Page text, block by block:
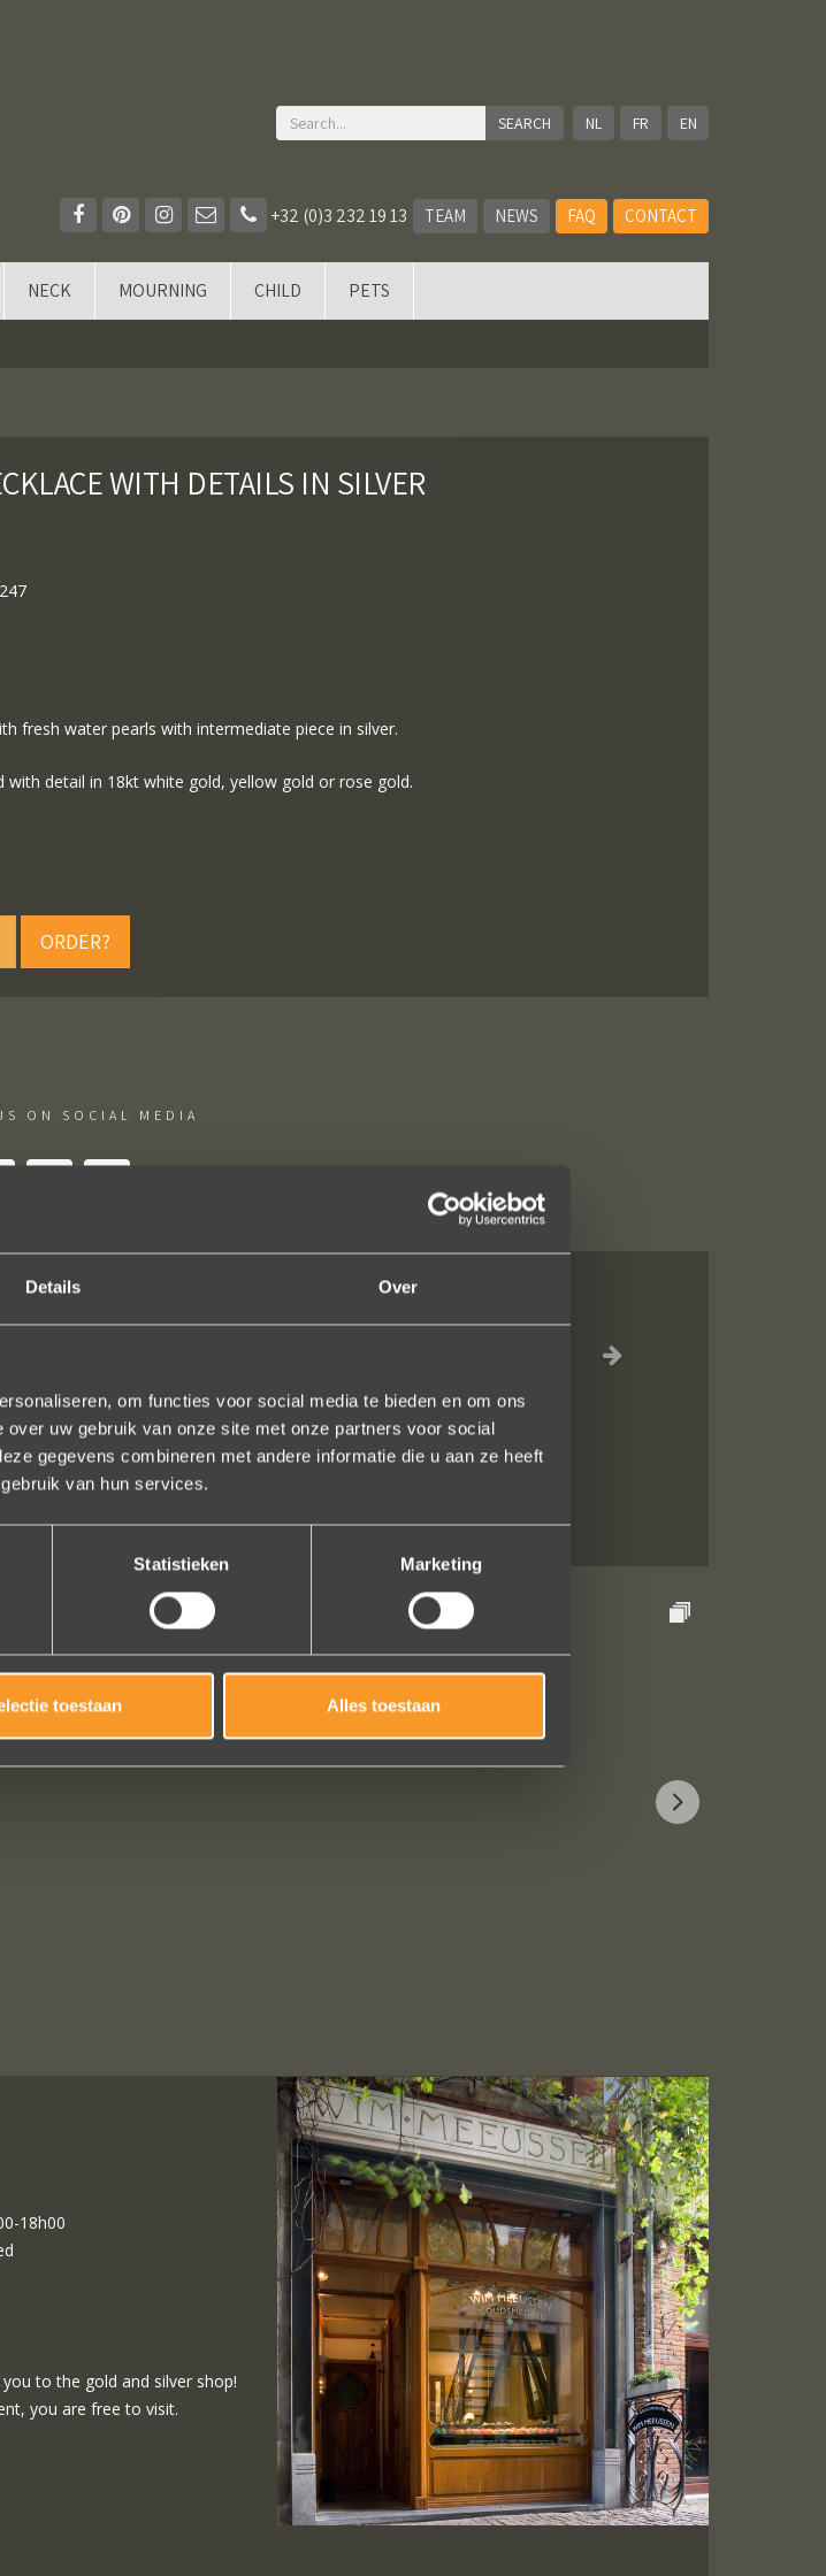
Details Over
om functies voor social media te bieden en om ons
uw gebruik van onze site met onze partners voor social
gegevens combineren met andere informatie die u aan ze heeft
van hun services.
Statistieken Marketing
toestaan Alles toestaan
NL FR EN
+32 (0)3 232 19 13 TEAM NEWS FAQ CONTACT
NECK MOURNING CHILD PETS
WITH DETAILS IN SILVER
fresh water pearls with intermediate piece in silver.
with detail in 18kt white gold, yellow gold or rose gold.
ORDER?
ON SOCIAL MEDIA
afgewerkt, perfecte kwaliteit. We zijn liefdevol
niet anders zeggen dan AANRADER op elk vlak!
Ennio Drost
18h00
to the gold and silver shop!
you are free to visit.